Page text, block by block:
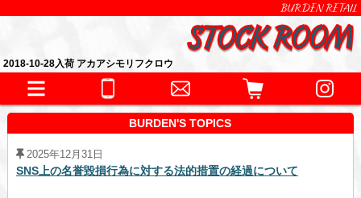
BURDEN RETAIL
2018-10-28入荷 アカアシモリフクロウ
BURDEN'S TOPICS
2025年12月31日
SNS上の名誉毀損行為に対する法的措置の経過について